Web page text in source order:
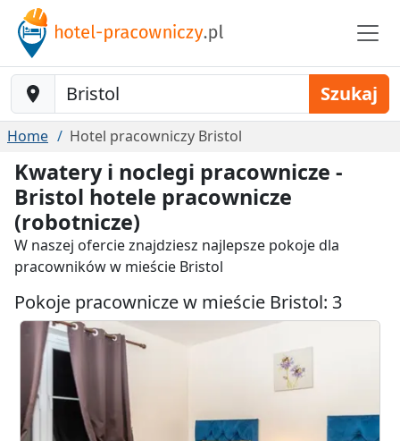
Baustelle-Location Szukaj
Home Hotel pracowniczy Bristol
Kwatery i noclegi pracownicze -
Bristol hotele pracownicze
(robotnicze)
W naszej ofercie znajdziesz najlepsze pokoje dla
pracowników w mieście Bristol
Pokoje pracownicze w mieście Bristol: 3